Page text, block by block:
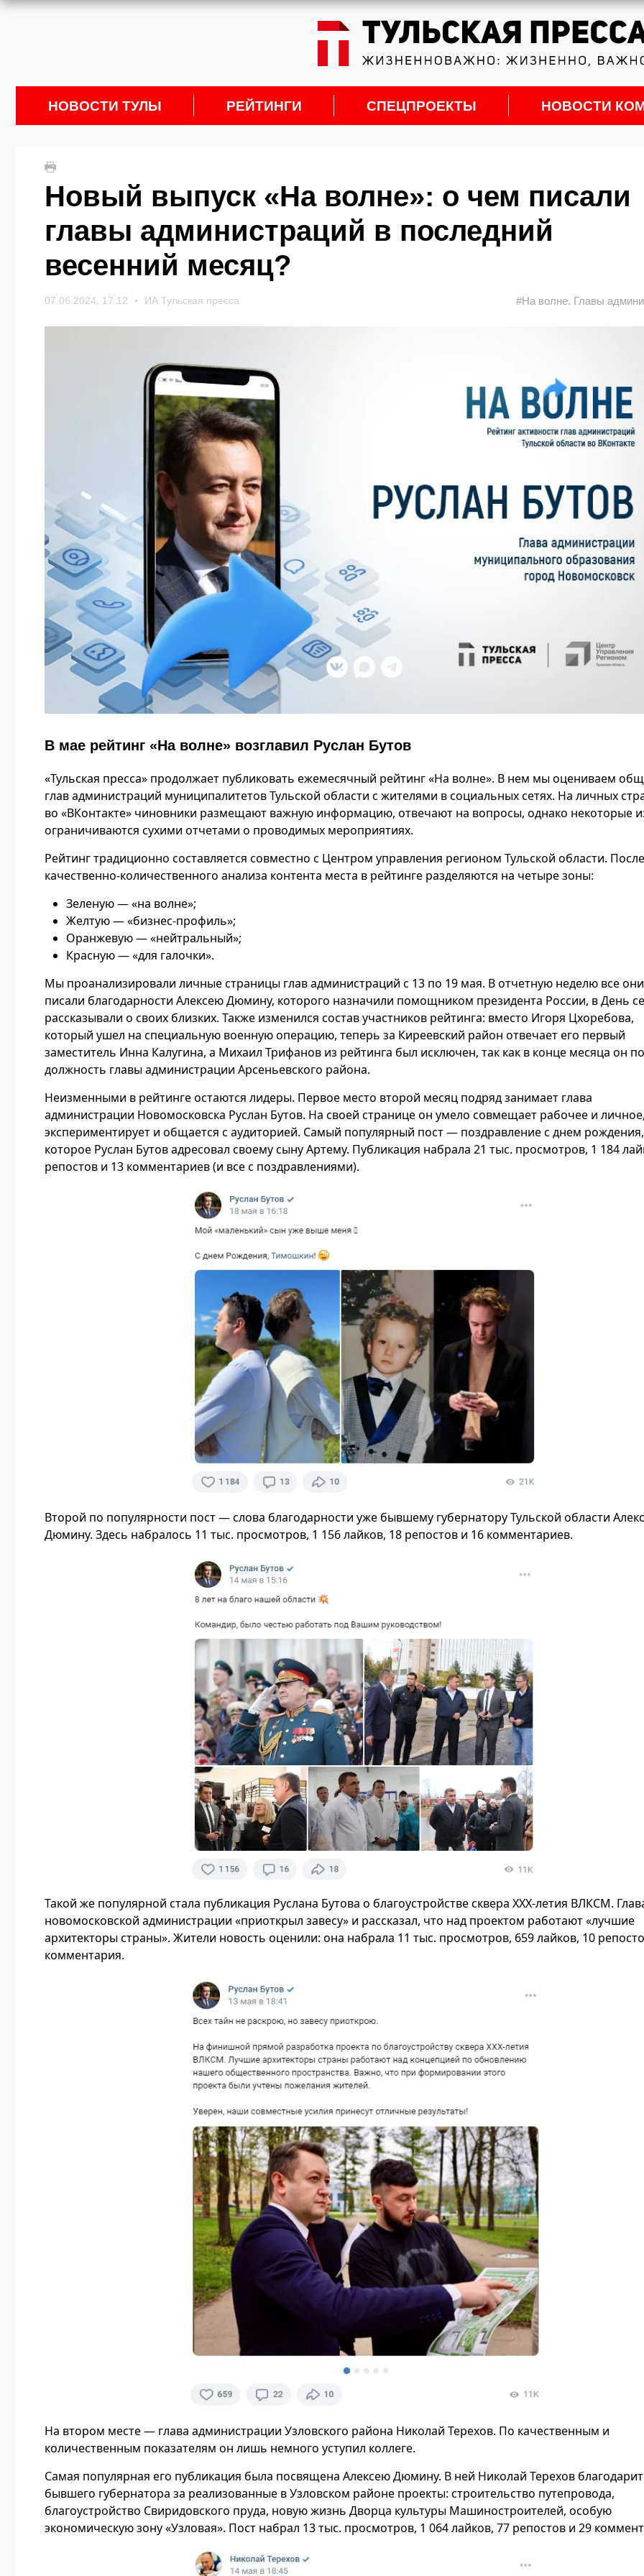
НОВОСТИ ТУЛЫ РЕЙТИНГИ СПЕЦПРОЕКТЫ НОВОСТИ
Новый выпуск «На волне»: о чем писали
главы администраций в последний
весенний месяц?
07.06.2024, 17:12 ИА Тульская пресса #На волне. Главы
В мае рейтинг «На волне» возглавил Руслан Бутов
«Тульская пресса» продолжает публиковать ежемесячный рейтинг «На волне». В нем мы оцениваем
глав администраций муниципалитетов Тульской области с жителями в социальных сетях. На личных
во «ВКонтакте» чиновники размещают важную информацию, отвечают на вопросы, однако некоторые
ограничиваются сухими отчетами о проводимых мероприятиях.
Рейтинг традиционно составляется совместно с Центром управления регионом Тульской области. После
качественно-количественного анализа контента места в рейтинге разделяются на четыре зоны:
Зеленую — «на волне»;
Желтую — «бизнес-профиль»;
Оранжевую — «нейтральный»;
Красную — «для галочки».
Мы проанализировали личные страницы глав администраций с 13 по 19 мая. В отчетную неделю все они
писали благодарности Алексею Дюмину, которого назначили помощником президента России, в День
рассказывали о своих близких. Также изменился состав участников рейтинга: вместо Игоря Цхоребова,
который ушел на специальную военную операцию, теперь за Киреевский район отвечает его первый
заместитель Инна Калугина, а Михаил Трифанов из рейтинга был исключен, так как в конце месяца он
должность главы администрации Арсеньевского района.
Неизменными в рейтинге остаются лидеры. Первое место второй месяц подряд занимает глава
администрации Новомосковска Руслан Бутов. На своей странице он умело совмещает рабочее и
экспериментирует и общается с аудиторией. Самый популярный пост — поздравление с днем рождения,
которое Руслан Бутов адресовал своему сыну Артему. Публикация набрала 21 тыс. просмотров, 1 184
репостов и 13 комментариев (и все с поздравлениями).
Второй по популярности пост — слова благодарности уже бывшему губернатору Тульской области
Дюмину. Здесь набралось 11 тыс. просмотров, 1 156 лайков, 18 репостов и 16 комментариев.
Такой же популярной стала публикация Руслана Бутова о благоустройстве сквера XXX-летия ВЛКСМ.
новомосковской администрации «приоткрыл завесу» и рассказал, что над проектом работают «лучшие
архитекторы страны». Жители новость оценили: она набрала 11 тыс. просмотров, 659 лайков, 10
комментария.
На втором месте — глава администрации Узловского района Николай Терехов. По качественным и
количественным показателям он лишь немного уступил коллеге.
Самая популярная его публикация была посвящена Алексею Дюмину. В ней Николай Терехов благодарит
бывшего губернатора за реализованные в Узловском районе проекты: строительство путепровода,
благоустройство Свиридовского пруда, новую жизнь Дворца культуры Машиностроителей, особую
экономическую зону «Узловая». Пост набрал 13 тыс. просмотров, 1 064 лайков, 77 репостов и 29